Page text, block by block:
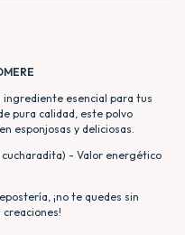
ingrediente esencial para tus
pura calidad, este polvo
esponjosas y deliciosas.
cucharadita) - Valor energético
¡no te quedes sin